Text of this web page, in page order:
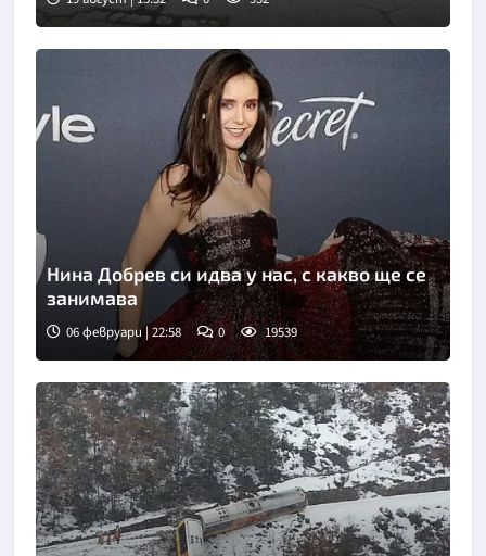
Нина Добрев си идва у нас, с какво ще се
занимава
06 февруари | 22:58 0 19539